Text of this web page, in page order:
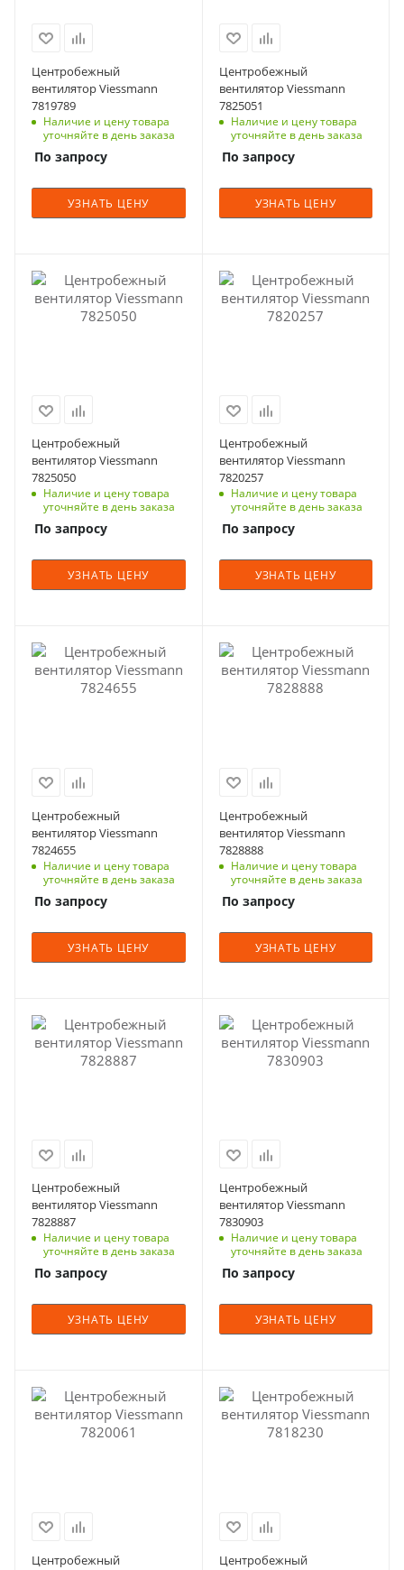
Центробежный
вентилятор Viessmann
7819789
Наличие и цену товара
уточняйте в день заказа
По запросу
УЗНАТЬ ЦЕНУ
Центробежный
вентилятор Viessmann
7825051
Наличие и цену товара
уточняйте в день заказа
По запросу
УЗНАТЬ ЦЕНУ
Центробежный
вентилятор Viessmann
7825050
Наличие и цену товара
уточняйте в день заказа
По запросу
УЗНАТЬ ЦЕНУ
Центробежный
вентилятор Viessmann
7820257
Наличие и цену товара
уточняйте в день заказа
По запросу
УЗНАТЬ ЦЕНУ
Центробежный
вентилятор Viessmann
7824655
Наличие и цену товара
уточняйте в день заказа
По запросу
УЗНАТЬ ЦЕНУ
Центробежный
вентилятор Viessmann
7828888
Наличие и цену товара
уточняйте в день заказа
По запросу
УЗНАТЬ ЦЕНУ
Центробежный
вентилятор Viessmann
7828887
Наличие и цену товара
уточняйте в день заказа
По запросу
УЗНАТЬ ЦЕНУ
Центробежный
вентилятор Viessmann
7830903
Наличие и цену товара
уточняйте в день заказа
По запросу
УЗНАТЬ ЦЕНУ
Центробежный
Центробежный